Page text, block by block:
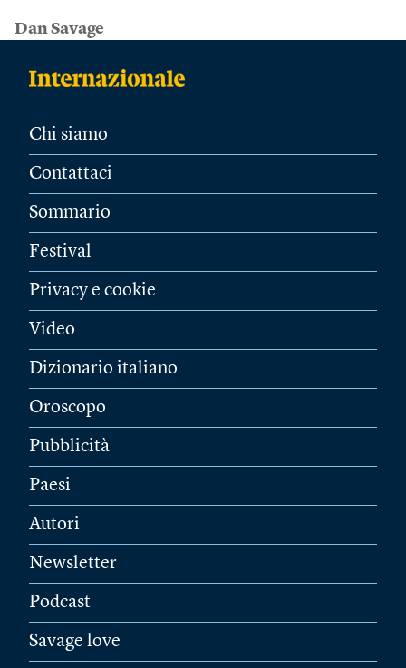
Dan Savage
Chi siamo
Contattaci
Sommario
Festival
Privacy e cookie
Video
Dizionario italiano
Oroscopo
Pubblicità
Paesi
Autori
Newsletter
Podcast
Savage love